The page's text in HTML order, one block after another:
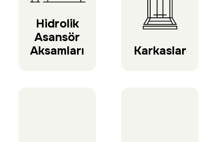
Hidrolik
Asansör
Aksamları
Karkaslar